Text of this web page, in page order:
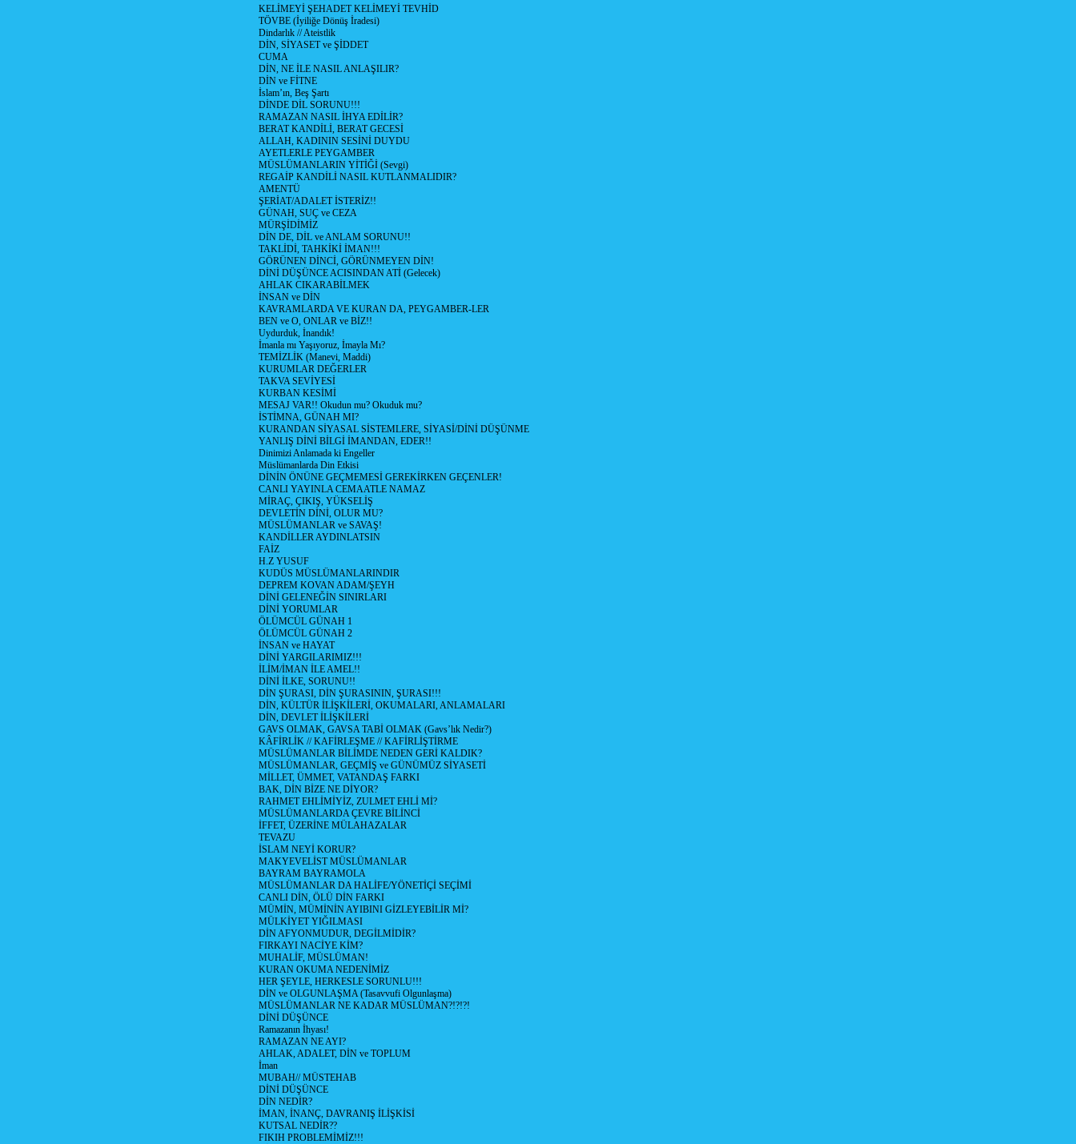
KELİMEYİ ŞEHADET KELİMEYİ TEVHİD
TÖVBE (İyiliğe Dönüş İradesi)
Dindarlık // Ateistlik
DİN, SİYASET ve ŞİDDET
CUMA
DİN, NE İLE NASIL ANLAŞILIR?
DİN ve FİTNE
İslam’ın, Beş Şartı
DİNDE DİL SORUNU!!!
RAMAZAN NASIL İHYA EDİLİR?
BERAT KANDİLİ, BERAT GECESİ
ALLAH, KADININ SESİNİ DUYDU
AYETLERLE PEYGAMBER
MÜSLÜMANLARIN YİTİĞİ (Sevgi)
REGAİP KANDİLİ NASIL KUTLANMALIDIR?
AMENTÜ
ŞERİAT/ADALET İSTERİZ!!
GÜNAH, SUÇ ve CEZA
MÜRŞİDİMİZ
DİN DE, DİL ve ANLAM SORUNU!!
TAKLİDİ, TAHKİKİ İMAN!!!
GÖRÜNEN DİNCİ, GÖRÜNMEYEN DİN!
DİNİ DÜŞÜNCE ACISINDAN ATİ (Gelecek)
AHLAK CIKARABİLMEK
İNSAN ve DİN
KAVRAMLARDA VE KURAN DA, PEYGAMBER-LER
BEN ve O, ONLAR ve BİZ!!
Uydurduk, İnandık!
İmanla mı Yaşıyoruz, İmayla Mı?
TEMİZLİK (Manevi, Maddi)
KURUMLAR DEĞERLER
TAKVA SEVİYESİ
KURBAN KESİMİ
MESAJ VAR!! Okudun mu? Okuduk mu?
İSTİMNA, GÜNAH MI?
KURANDAN SİYASAL SİSTEMLERE, SİYASİ/DİNİ DÜŞÜNME
YANLIŞ DİNİ BİLGİ İMANDAN, EDER!!
Dinimizi Anlamada ki Engeller
Müslümanlarda Din Etkisi
DİNİN ÖNÜNE GEÇMEMESİ GEREKİRKEN GEÇENLER!
CANLI YAYINLA CEMAATLE NAMAZ
MİRAÇ, ÇIKIŞ, YÜKSELİŞ
DEVLETİN DİNİ, OLUR MU?
MÜSLÜMANLAR ve SAVAŞ!
KANDİLLER AYDINLATSIN
FAİZ
H.Z YUSUF
KUDÜS MÜSLÜMANLARINDIR
DEPREM KOVAN ADAM/ŞEYH
DİNİ GELENEĞİN SINIRLARI
DİNİ YORUMLAR
ÖLÜMCÜL GÜNAH 1
ÖLÜMCÜL GÜNAH 2
İNSAN ve HAYAT
DİNİ YARGILARIMIZ!!!
İLİM/İMAN İLE AMEL!!
DİNİ İLKE, SORUNU!!
DİN ŞURASI, DİN ŞURASININ, ŞURASI!!!
DİN, KÜLTÜR İLİŞKİLERİ, OKUMALARI, ANLAMALARI
DİN, DEVLET İLİŞKİLERİ
GAVS OLMAK, GAVSA TABİ OLMAK (Gavs’lık Nedir?)
KÂFİRLİK // KAFİRLEŞME // KAFİRLİŞTİRME
MÜSLÜMANLAR BİLİMDE NEDEN GERİ KALDIK?
MÜSLÜMANLAR, GEÇMİŞ ve GÜNÜMÜZ SİYASETİ
MİLLET, ÜMMET, VATANDAŞ FARKI
BAK, DİN BİZE NE DİYOR?
RAHMET EHLİMİYİZ, ZULMET EHLİ Mİ?
MÜSLÜMANLARDA ÇEVRE BİLİNCİ
İFFET, ÜZERİNE MÜLAHAZALAR
TEVAZU
İSLAM NEYİ KORUR?
MAKYEVELİST MÜSLÜMANLAR
BAYRAM BAYRAMOLA
MÜSLÜMANLAR DA HALİFE/YÖNETİÇİ SEÇİMİ
CANLI DİN, ÖLÜ DİN FARKI
MÜMİN, MÜMİNİN AYIBINI GİZLEYEBİLİR Mİ?
MÜLKİYET YIĞILMASI
DİN AFYONMUDUR, DEGİLMİDİR?
FIRKAYI NACİYE KİM?
MUHALİF, MÜSLÜMAN!
KURAN OKUMA NEDENİMİZ
HER ŞEYLE, HERKESLE SORUNLU!!!
DİN ve OLGUNLAŞMA (Tasavvufi Olgunlaşma)
MÜSLÜMANLAR NE KADAR MÜSLÜMAN?!?!?!
DİNİ DÜŞÜNCE
Ramazanın İhyası!
RAMAZAN NE AYI?
AHLAK, ADALET, DİN ve TOPLUM
İman
MUBAH// MÜSTEHAB
DİNİ DÜŞÜNCE
DİN NEDİR?
İMAN, İNANÇ, DAVRANIŞ İLİŞKİSİ
KUTSAL NEDİR??
FIKIH PROBLEMİMİZ!!!